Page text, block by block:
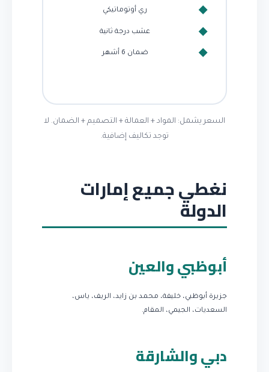
ري أوتوماتيكي
عشب درجة ثانية
ضمان 6 أشهر
السعر يشمل: المواد + العمالة + التصميم + الضمان. لا
توجد تكاليف إضافية.
نغطي جميع إمارات
الدولة
أبوظبي والعين
جزيرة أبوظبي، خليفة، محمد بن زايد، الريف، ياس،
السعديات، الجيمي، المقام.
دبي والشارقة